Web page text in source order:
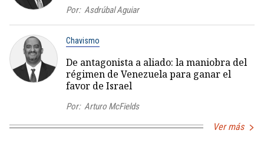
Por: Asdrúbal Aguiar
Chavismo
De antagonista a aliado: la maniobra del
régimen de Venezuela para ganar el
favor de Israel
Por: Arturo McFields
Ver más